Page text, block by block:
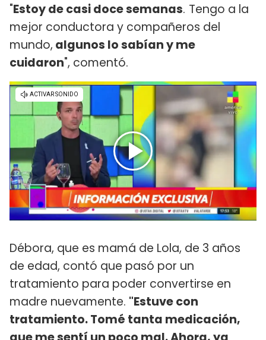
"Estoy de casi doce semanas. Tengo a la
mejor conductora y compañeros del
mundo, algunos lo sabían y me
cuidaron", comentó.
Débora, que es mamá de Lola, de 3 años
de edad, contó que pasó por un
tratamiento para poder convertirse en
madre nuevamente. "Estuve con
tratamiento. Tomé tanta medicación,